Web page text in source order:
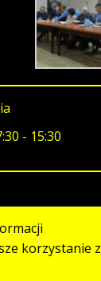
- 15:30
korzystanie z